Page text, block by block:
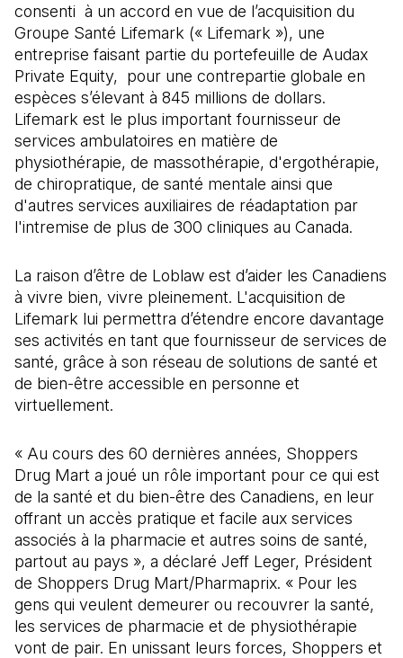
consenti à un accord en vue de l’acquisition du
Groupe Santé Lifemark (« Lifemark »), une
entreprise faisant partie du portefeuille de Audax
Private Equity, pour une contrepartie globale en
espèces s’élevant à 845 millions de dollars.
Lifemark est le plus important fournisseur de
services ambulatoires en matière de
physiothérapie, de massothérapie, d'ergothérapie,
de chiropratique, de santé mentale ainsi que
d'autres services auxiliaires de réadaptation par
l'intremise de plus de 300 cliniques au Canada.
La raison d’être de Loblaw est d’aider les Canadiens
à vivre bien, vivre pleinement. L'acquisition de
Lifemark lui permettra d’étendre encore davantage
ses activités en tant que fournisseur de services de
santé, grâce à son réseau de solutions de santé et
de bien-être accessible en personne et
virtuellement.
« Au cours des 60 dernières années, Shoppers
Drug Mart a joué un rôle important pour ce qui est
de la santé et du bien-être des Canadiens, en leur
offrant un accès pratique et facile aux services
associés à la pharmacie et autres soins de santé,
partout au pays », a déclaré Jeff Leger, Président
de Shoppers Drug Mart/Pharmaprix. « Pour les
gens qui veulent demeurer ou recouvrer la santé,
les services de pharmacie et de physiothérapie
vont de pair. En unissant leurs forces, Shoppers et